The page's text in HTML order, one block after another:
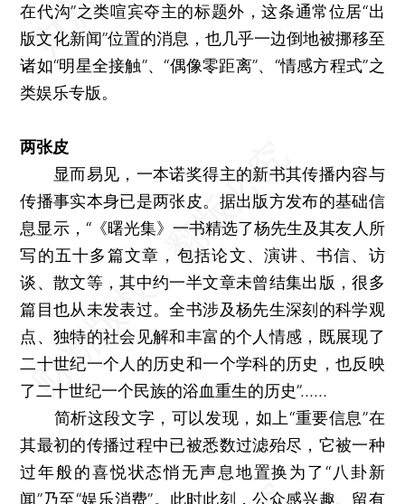
在代沟”之类喧宾夺主的标题外，这条通常位居“出
版文化新闻”位置的消息，也几乎一边倒地被挪移至
诸如“明星全接触”、“偶像零距离”、“情感方程式”之
类娱乐专版。
两张皮
显而易见，一本诺奖得主的新书其传播内容与
传播事实本身已是两张皮。据出版方发布的基础信
息显示，“《曙光集》一书精选了杨先生及其友人所
写的五十多篇文章，包括论文、演讲、书信、访
谈、散文等，其中约一半文章未曾结集出版，很多
篇目也从未发表过。全书涉及杨先生深刻的科学观
点、独特的社会见解和丰富的个人情感，既展现了
二十世纪一个人的历史和一个学科的历史，也反映
了二十世纪一个民族的浴血重生的历史”……
简析这段文字，可以发现，如上“重要信息”在
其最初的传播过程中已被悉数过滤殆尽，它被一种
过年般的喜悦状态悄无声息地置换为了“八卦新
闻”乃至“娱乐消费”。此时此刻，公众感兴趣、留有